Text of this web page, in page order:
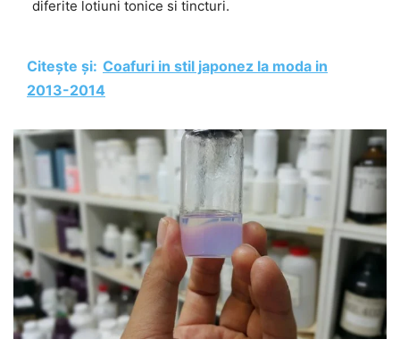
diferite lotiuni tonice si tincturi.
Citește și: Coafuri in stil japonez la moda in
2013-2014